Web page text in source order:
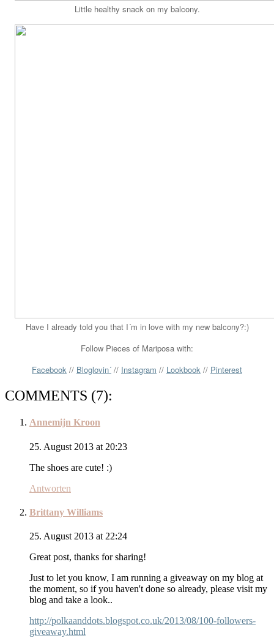
Little healthy snack on my balcony.
Have I already told you that I´m in love with my new balcony?:)
Follow Pieces of Mariposa with:
Facebook // Bloglovin´ // Instagram // Lookbook // Pinterest
COMMENTS (7):
Annemijn Kroon
25. August 2013 at 20:23
The shoes are cute! :)
Antworten
Brittany Williams
25. August 2013 at 22:24
Great post, thanks for sharing!
Just to let you know, I am running a giveaway on my blog at
the moment, so if you haven't done so already, please visit my
blog and take a look..
http://polkaanddots.blogspot.co.uk/2013/08/100-followers-
giveaway.html